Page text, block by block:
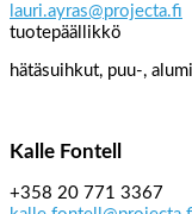
lauri.ayras@projecta.fi
tuotepäällikkö
hätäsuihkut, puu-,
Kalle Fontell
+358 20 771 3367